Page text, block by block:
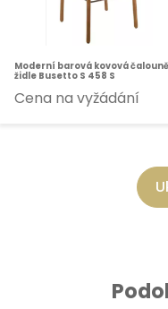
Moderní barová kovová
židle Busetto S 458 S
Cena na vyžádání